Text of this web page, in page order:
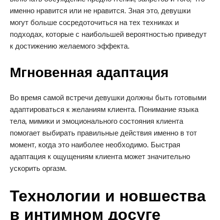
именно нравится или не нравится. Зная это, девушки
могут больше сосредоточиться на тех техниках и
подходах, которые с наибольшей вероятностью приведут
к достижению желаемого эффекта.
Мгновенная адаптация
Во время самой встречи девушки должны быть готовыми
адаптироваться к желаниям клиента. Понимание языка
тела, мимики и эмоционального состояния клиента
помогает выбирать правильные действия именно в тот
момент, когда это наиболее необходимо. Быстрая
адаптация к ощущениям клиента может значительно
ускорить оргазм.
Технологии и новшества
в интимном досуге